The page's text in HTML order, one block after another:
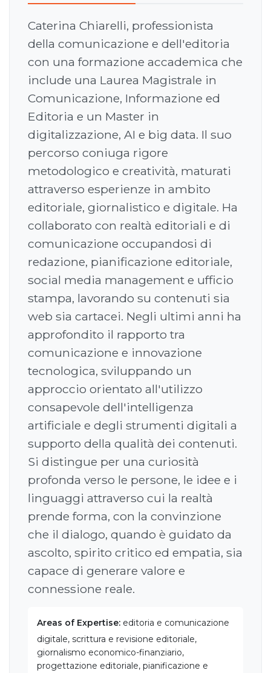
Caterina Chiarelli, professionista
della comunicazione e dell'editoria
con una formazione accademica che
include una Laurea Magistrale in
Comunicazione, Informazione ed
Editoria e un Master in
digitalizzazione, AI e big data. Il suo
percorso coniuga rigore
metodologico e creatività, maturati
attraverso esperienze in ambito
editoriale, giornalistico e digitale. Ha
collaborato con realtà editoriali e di
comunicazione occupandosi di
redazione, pianificazione editoriale,
social media management e ufficio
stampa, lavorando su contenuti sia
web sia cartacei. Negli ultimi anni ha
approfondito il rapporto tra
comunicazione e innovazione
tecnologica, sviluppando un
approccio orientato all'utilizzo
consapevole dell'intelligenza
artificiale e degli strumenti digitali a
supporto della qualità dei contenuti.
Si distingue per una curiosità
profonda verso le persone, le idee e i
linguaggi attraverso cui la realtà
prende forma, con la convinzione
che il dialogo, quando è guidato da
ascolto, spirito critico ed empatia, sia
capace di generare valore e
connessione reale.
Areas of Expertise: editoria e comunicazione
digitale, scrittura e revisione editoriale,
giornalismo economico-finanziario,
progettazione editoriale, pianificazione e